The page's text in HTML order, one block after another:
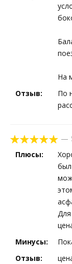
На
Отзыв:
По
—
Плюсы:
был
Для
Минусы:
Отзыв: